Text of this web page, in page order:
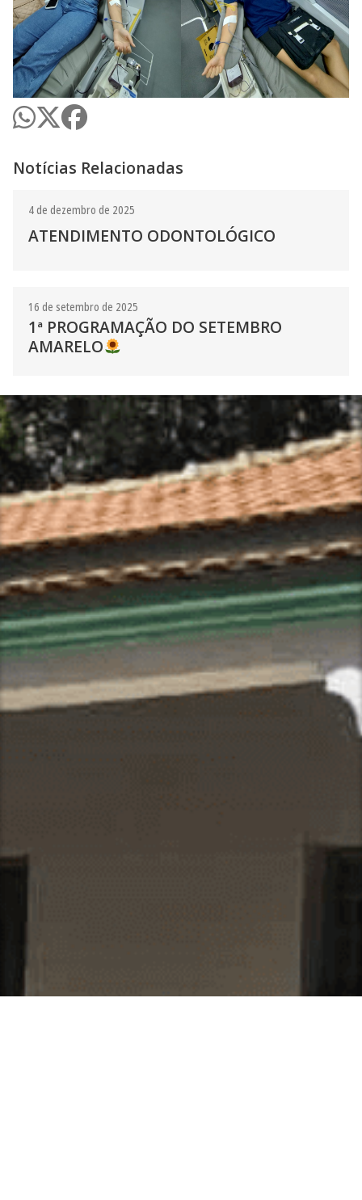
Notícias Relacionadas
4 de dezembro de 2025
ATENDIMENTO ODONTOLÓGICO
16 de setembro de 2025
1ª PROGRAMAÇÃO DO SETEMBRO
AMARELO